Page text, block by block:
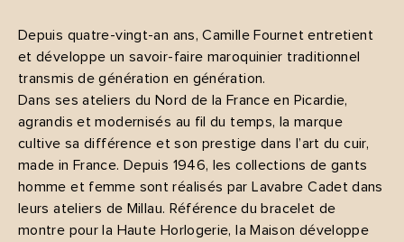
Depuis quatre-vingt-an ans, Camille Fournet entretient
et développe un savoir-faire maroquinier traditionnel
transmis de génération en génération.
Dans ses ateliers du Nord de la France en Picardie,
agrandis et modernisés au fil du temps, la marque
cultive sa différence et son prestige dans l’art du cuir,
made in France. Depuis 1946, les collections de gants
homme et femme sont réalisés par Lavabre Cadet dans
leurs ateliers de Millau. Référence du bracelet de
montre pour la Haute Horlogerie, la Maison développe